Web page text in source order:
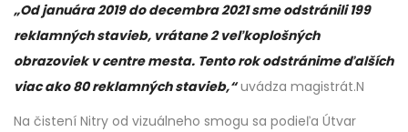
„Od januára 2019 do decembra 2021 sme odstránili 199
reklamných stavieb, vrátane 2 veľkoplošných
obrazoviek v centre mesta. Tento rok odstránime ďalších
viac ako 80 reklamných stavieb,“uvádza magistrát.N
Na čistení Nitry od vizuálneho smogu sa podieľa Útvar